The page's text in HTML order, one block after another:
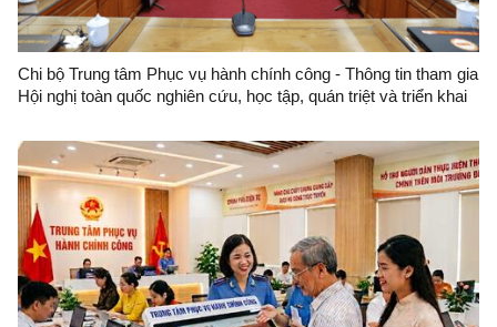
Chi bộ Trung tâm Phục vụ hành chính công - Thông tin tham gia
Hội nghị toàn quốc nghiên cứu, học tập, quán triệt và triển khai
ương Đảng khóa XIV